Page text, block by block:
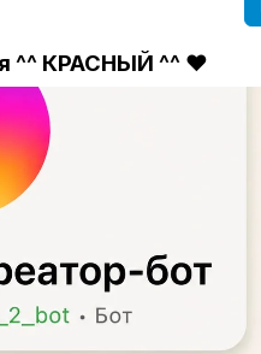
^^ КРАСНЫЙ ^^ ❤️